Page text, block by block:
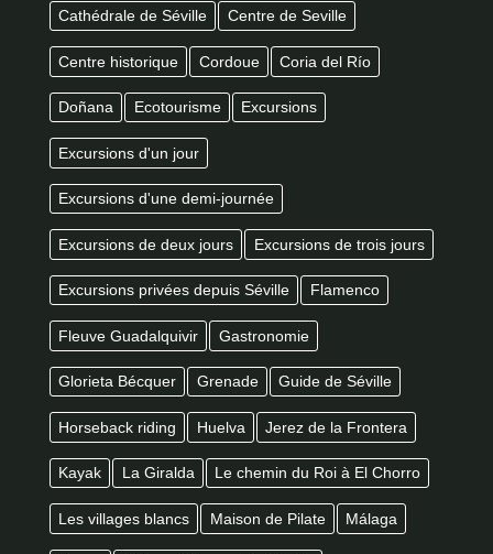
Cathédrale de Séville Centre de Seville
Centre historique Cordoue Coria del Río
Doñana Ecotourisme Excursions
Excursions d'un jour
Excursions d'une demi-journée
Excursions de deux jours Excursions de trois jours
Excursions privées depuis Séville Flamenco
Fleuve Guadalquivir Gastronomie
Glorieta Bécquer Grenade Guide de Séville
Horseback riding Huelva Jerez de la Frontera
Kayak La Giralda Le chemin du Roi à El Chorro
Les villages blancs Maison de Pilate Málaga